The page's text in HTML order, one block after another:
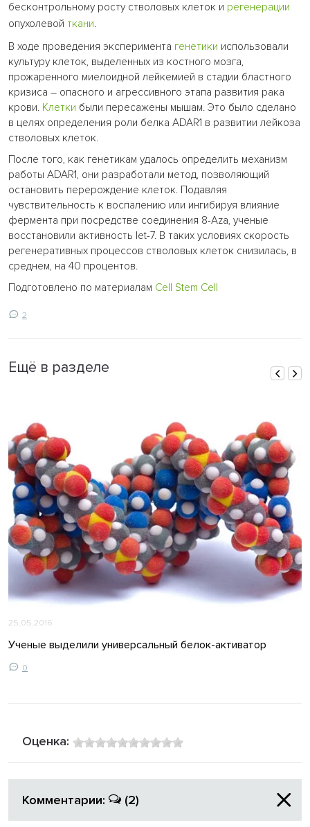
бесконтрольному росту стволовых клеток и регенерации
опухолевой ткани.
В ходе проведения эксперимента генетики использовали
культуру клеток, выделенных из костного мозга,
прожаренного миелоидной лейкемией в стадии бластного
кризиса – опасного и агрессивного этапа развития рака
крови. Клетки были пересажены мышам. Это было сделано
в целях определения роли белка ADAR1 в развитии лейкоза
стволовых клеток.
После того, как генетикам удалось определить механизм
работы ADAR1, они разработали метод, позволяющий
остановить перерождение клеток. Подавляя
чувствительность к воспалению или ингибируя влияние
фермента при посредстве соединения 8-Aza, ученые
восстановили активность let-7. В таких условиях скорость
регенеративных процессов стволовых клеток снизилась, в
среднем, на 40 процентов.
Подготовлено по материалам Cell Stem Cell
2
Ещё в разделе
25.05.2016
Ученые выделили универсальный белок-активатор
0
Оценка:
Комментарии: (2)